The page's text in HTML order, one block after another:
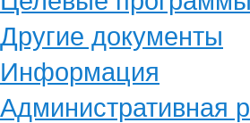
Другие документы
Информация
Административная